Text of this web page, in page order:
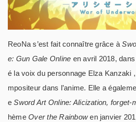
ReoNa s’est fait connaître grâce à
e: Gun Gale Online en avril 2018,
é la voix du personnage Elza Kanzaki
mpositeur dans l’anime. Elle a
eSword Art Online: Alicization, forget-
hèmeOver the Rainbowen janvier